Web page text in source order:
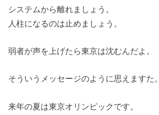
システムから離れましょう。
人柱になるのは止めましょう。
弱者が声を上げたら東京は沈むんだよ。
そういうメッセージのように思えますた。
来年の夏は東京オリンピックです。